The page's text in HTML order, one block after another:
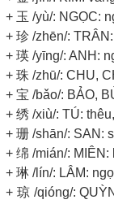
+ 玉 /yù/: NGỌC:
+ 珍 /zhēn/:
+ 瑛 /yīng/: ANH:
+ 珠 /zhū/: CHU,
+ 宝 /bǎo/: BẢO,
+ 绣 /xiù/: TÚ:
+ 珊 /shān/: SAN:
+ 绵 /mián/:
+ 琳 /lín/: LÂM:
+ 琼 /qióng/: